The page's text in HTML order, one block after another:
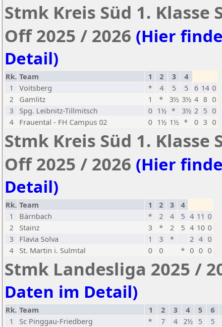
Stmk Kreis Süd 1. Klasse
Off 2025 / 2026 (Hier
Detail)
Rk. Team 1 2 3
4
1
Voitsberg * 4 5 5 6 14 0
2
Gamlitz 1 * 3½ 3½ 4 8 0
3
Spg. Leibnitz-Tillmitsch 0 1½ * 3½ 2 5 0
4
Frauental - FH Campus 02 0 1½ 1½ * 0 3 0
Stmk Kreis Süd 1. Klasse
Off 2025 / 2026 (Hier
Detail)
Rk. Team 1 2 3
4
1
Bärnbach * 2 4 5 4 11 0
2
Stainz 3 * 2 5 4 10 0
3
Flavia Solva 1 3 * 2 4 0
4
St. Martin i. Sulmtal 0 0 * 0 0 0
Stmk Landesliga 2025 /
Daten im Detail)
Rk. Team 1 2 3 4 5
6
1
Sc Pinggau-Friedberg * 7 4 2½ 5
5